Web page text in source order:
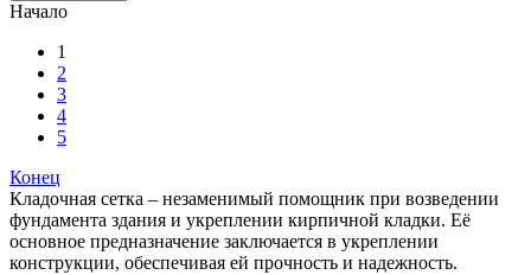
Начало
1
2
3
4
5
Конец
Кладочная сетка – незаменимый помощник при возведении
фундамента здания и укреплении кирпичной кладки. Её
основное предназначение заключается в укреплении
конструкции, обеспечивая ей прочность и надежность.